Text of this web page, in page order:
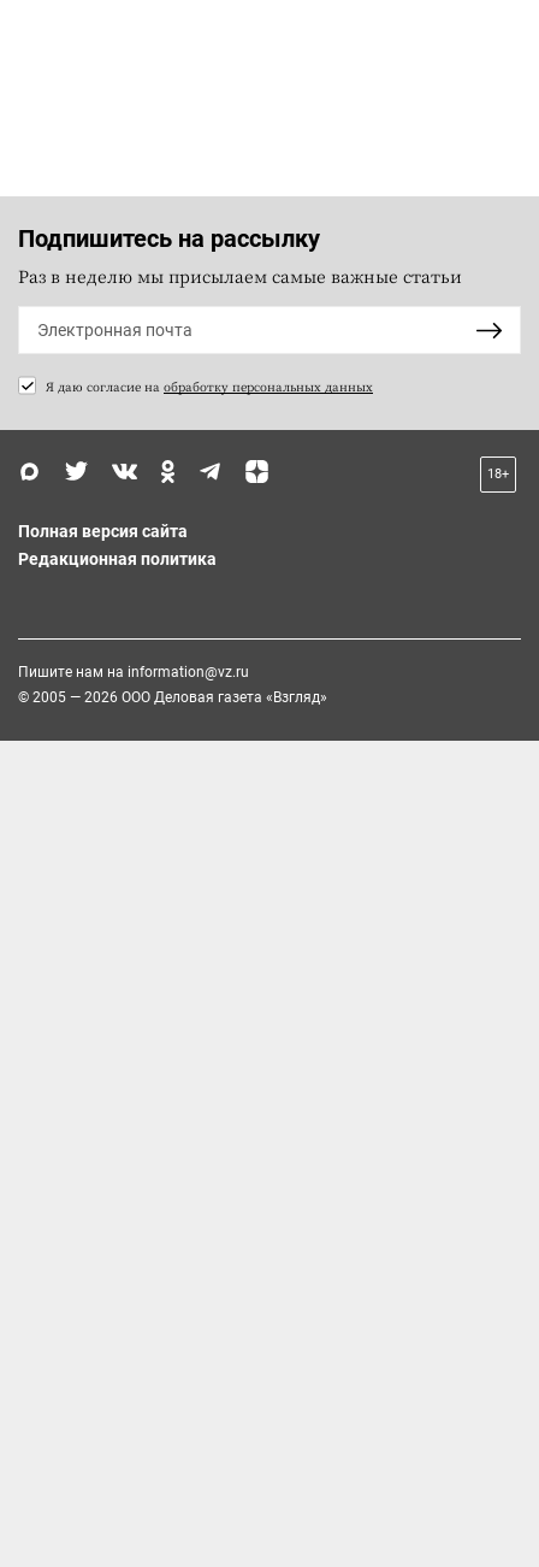
Подпишитесь на рассылку
Раз в неделю мы присылаем самые важные статьи
Я даю согласие на обработку персональных данных
18+
Полная версия сайта
Редакционная политика
Пишите нам на information@vz.ru
© 2005 — 2026 ООО Деловая газета «Взгляд»